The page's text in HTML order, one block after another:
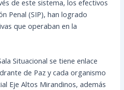
de este sistema, los efectivos
Penal (SIP), han logrado
que operaban en la
Situacional se tiene enlace
de Paz y cada organismo
Eje Altos Mirandinos, además